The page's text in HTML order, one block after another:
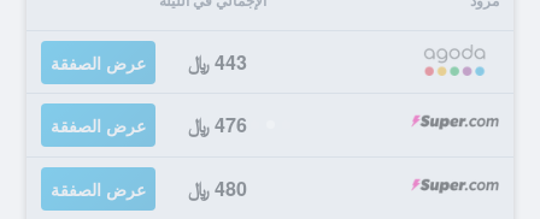
443 ﷼ عرض الصفقة
476 ﷼ عرض الصفقة
480 ﷼ عرض الصفقة